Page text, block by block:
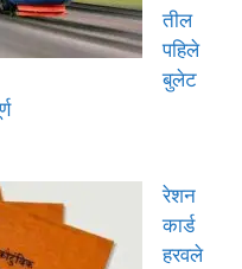
तील
पहिले
बुलेट
रेशन
कार्ड
हरवले